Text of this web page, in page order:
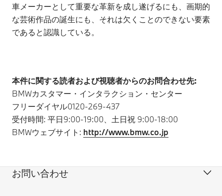
車メーカーとして重要な革新を成し遂げるにも、画期的
な芸術作品の誕生にも、それは欠くことのできない要素
であると認識している。
本件に関する読者および視聴者からのお問合わせ先:
BMWカスタマー・インタラクション・センター
フリーダイヤル0120-269-437
受付時間: 平日9:00-19:00、土日祝 9:00-18:00
BMWウェブサイト: http://www.bmw.co.jp
お問い合わせ